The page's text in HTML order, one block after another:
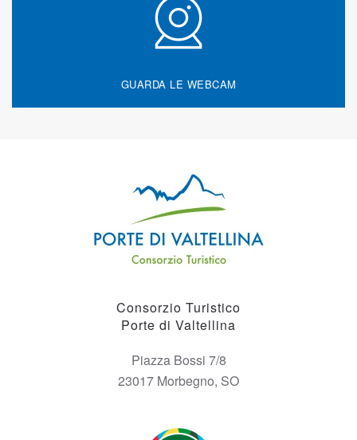
GUARDA LE WEBCAM
Consorzio Turistico
Porte di Valtellina
Piazza Bossi 7/8
23017 Morbegno, SO